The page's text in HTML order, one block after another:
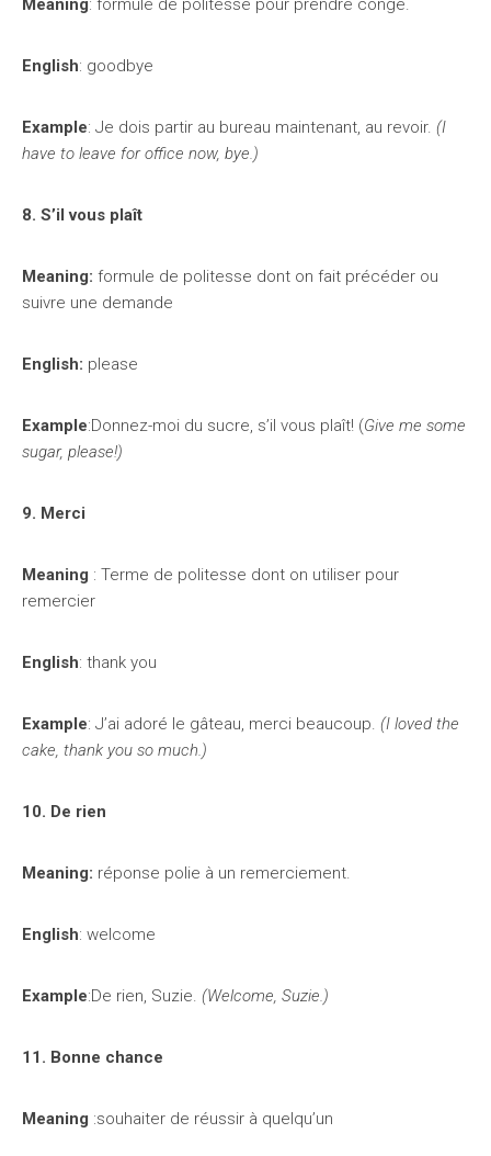
Meaning: formule de politesse pour prendre congé.
English: goodbye
Example: Je dois partir au bureau maintenant, au revoir. (I
have to leave for office now, bye.)
8. S’il vous plaît
Meaning: formule de politesse dont on fait précéder ou
suivre une demande
English: please
Example:Donnez-moi du sucre, s’il vous plaît! (Give me some
sugar, please!)
9. Merci
Meaning : Terme de politesse dont on utiliser pour
remercier
English: thank you
Example: J’ai adoré le gâteau, merci beaucoup. (I loved the
cake, thank you so much.)
10. De rien
Meaning: réponse polie à un remerciement.
English: welcome
Example:De rien, Suzie. (Welcome, Suzie.)
11. Bonne chance
Meaning :souhaiter de réussir à quelqu’un